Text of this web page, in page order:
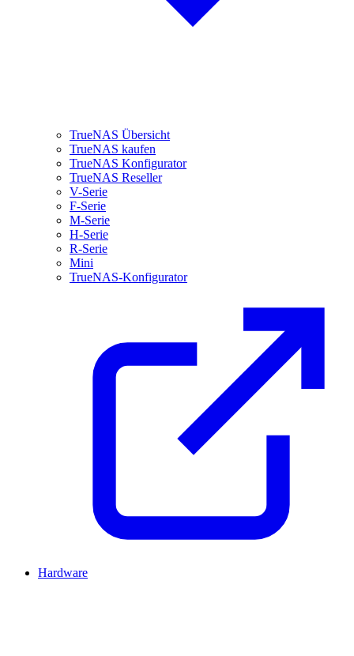
TrueNAS Übersicht
TrueNAS kaufen
TrueNAS Konfigurator
TrueNAS Reseller
V-Serie
F-Serie
M-Serie
H-Serie
R-Serie
Mini
TrueNAS-Konfigurator
Hardware